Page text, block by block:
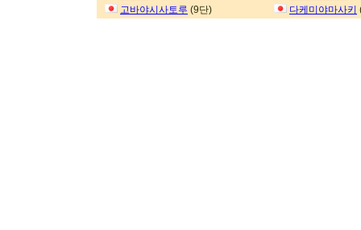
고바야시사토루 (9단) 다케미야마사키